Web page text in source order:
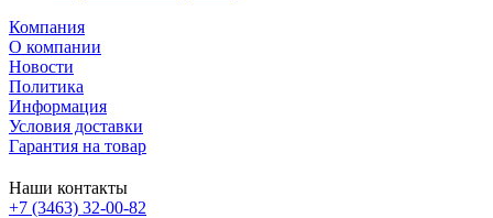
Компания
О компании
Новости
Политика
Информация
Условия доставки
Гарантия на товар
Наши контакты
+7 (3463) 32-00-82